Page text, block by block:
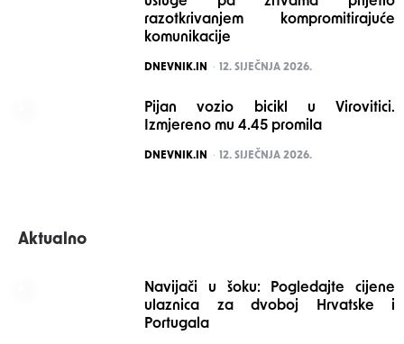
razotkrivanjem kompromitirajuće
komunikacije
POSTED
DNEVNIK.IN 12. SIJEČNJA 2026.
Pijan vozio bicikl u Virovitici.
Izmjereno mu 4.45 promila
POSTED
DNEVNIK.IN 12. SIJEČNJA 2026.
Aktualno
Navijači u šoku: Pogledajte cijene
ulaznica za dvoboj Hrvatske i
Portugala